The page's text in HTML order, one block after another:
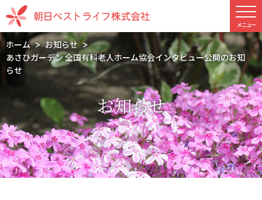
ホーム
お知らせ
あさひガーデン 全国有料老人ホーム協会インタビュー公開のお知
らせ
お知らせ